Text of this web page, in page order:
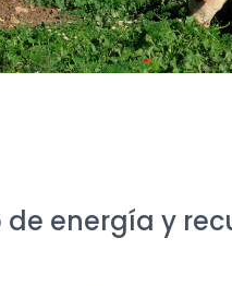
de energía y